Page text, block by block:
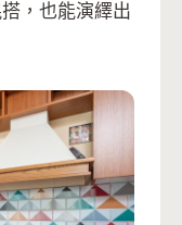
，也能演繹出